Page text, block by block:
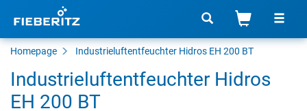
Homepage Industrieluftentfeuchter Hidros EH 200 BT
Industrieluftentfeuchter Hidros
EH 200 BT